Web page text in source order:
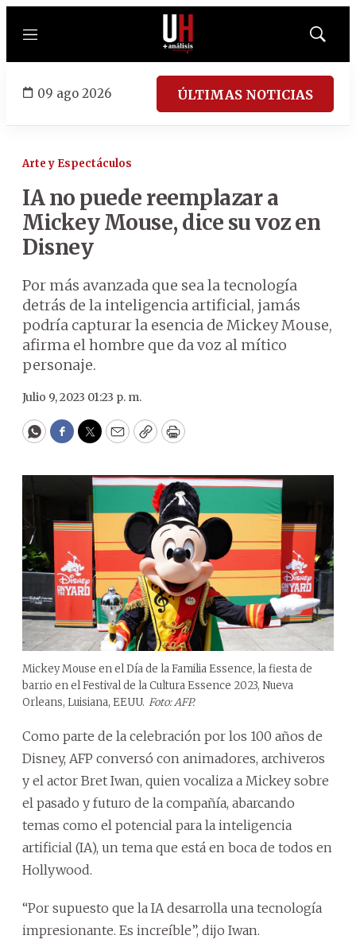
Menú
Mostrar
09 ago 2026 ÚLTIMAS NOTICIAS
Arte y Espectáculos
IA no puede reemplazar a
Mickey Mouse, dice su voz en
Disney
Por más avanzada que sea la tecnología
detrás de la inteligencia artificial, jamás
podría capturar la esencia de Mickey Mouse,
afirma el hombre que da voz al mítico
personaje.
Julio 9, 2023 01:23 p. m.
WhatsApp
Facebook
Twitter
EmailCopyPrint
Mickey Mouse en el Día de la Familia Essence, la fiesta de
barrio en el Festival de la Cultura Essence 2023, Nueva
Orleans, Luisiana, EEUU. Foto: AFP.
Como parte de la celebración por los 100 años de
Disney, AFP conversó con animadores, archiveros
y el actor Bret Iwan, quien vocaliza a Mickey sobre
el pasado y futuro de la compañía, abarcando
temas como el potencial para la inteligencia
artificial (IA), un tema que está en boca de todos en
Hollywood.
“Por supuesto que la IA desarrolla una tecnología
impresionante. Es increíble”, dijo Iwan.